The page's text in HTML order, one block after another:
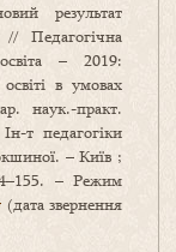
результат
Педагогічна
– 2019:
освіті в умовах
наук.-практ.
т педагогіки
– Київ ;
– Режим
(дата звернення